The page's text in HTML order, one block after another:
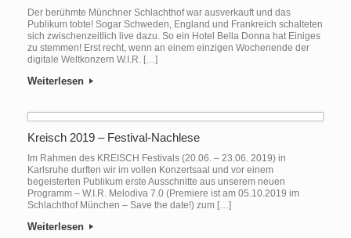
Der berühmte Münchner Schlachthof war ausverkauft und das
Publikum tobte! Sogar Schweden, England und Frankreich schalteten
sich zwischenzeitlich live dazu. So ein Hotel Bella Donna hat Einiges
zu stemmen! Erst recht, wenn an einem einzigen Wochenende der
digitale Weltkonzern W.I.R. […]
Weiterlesen
Kreisch 2019 – Festival-Nachlese
Im Rahmen des KREISCH Festivals (20.06. – 23.06. 2019) in
Karlsruhe durften wir im vollen Konzertsaal und vor einem
begeisterten Publikum erste Ausschnitte aus unserem neuen
Programm – W.I.R. Melodiva 7.0 (Premiere ist am 05.10.2019 im
Schlachthof München – Save the date!) zum […]
Weiterlesen